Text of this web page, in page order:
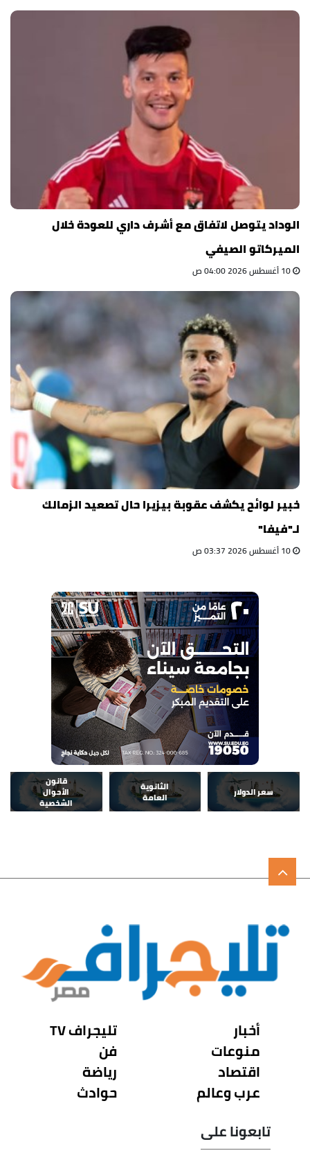
الوداد يتوصل لاتفاق مع أشرف داري للعودة خلال
الميركاتو الصيفي
خبير لوائح يكشف عقوبة بيزيرا حال تصعيد الزمالك
لـ"فيفا"
سعر الدولار
الثانوية
العامة
قانون
الأحوال
الشخصية
أخبار
منوعات
اقتصاد
عرب وعالم
تليجراف TV
فن
رياضة
حوادث
تابعونا على